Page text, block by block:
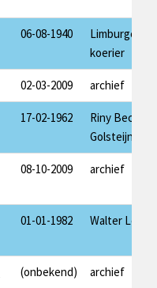
06-08-1940
Limburger
koerier
02-03-2009 archief
17-02-1962
Riny
Golsteijn
08-10-2009 archief
01-01-1982 Walter Leurs
(onbekend) archief